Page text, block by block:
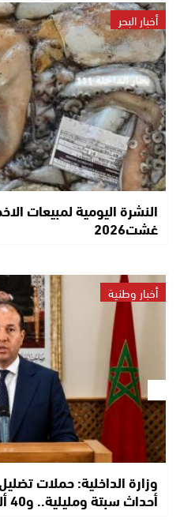
أخبار البحر
غشت2026
أخبار وطنية
وزارة الداخلية: حملات
أحداث سبتة ومليلية.. و40 ألف شخص…